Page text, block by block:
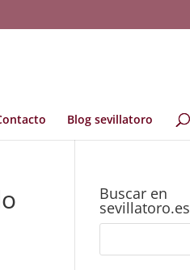
Blog sevillatoro
Buscar en
sevillatoro.es